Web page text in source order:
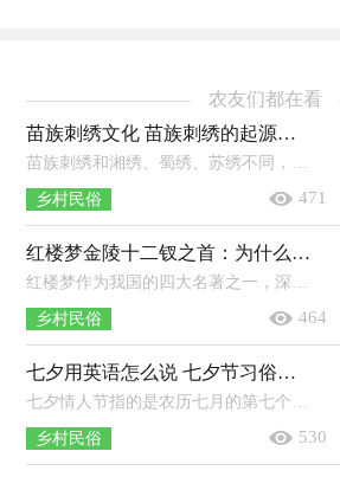
农友们都在看
苗族刺绣文化 苗族刺绣的起源，有什么特点
乡村民俗 471
红楼梦金陵十二钗之首：为什么会成为十二衩之首
乡村民俗 464
七夕用英语怎么说 七夕节习俗用英语怎么说
乡村民俗 530